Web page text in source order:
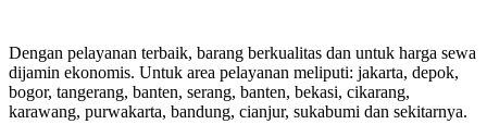
Dengan pelayanan terbaik, barang berkualitas dan untuk harga sewa
dijamin ekonomis. Untuk area pelayanan meliputi: jakarta, depok,
bogor, tangerang, banten, serang, banten, bekasi, cikarang,
karawang, purwakarta, bandung, cianjur, sukabumi dan sekitarnya.